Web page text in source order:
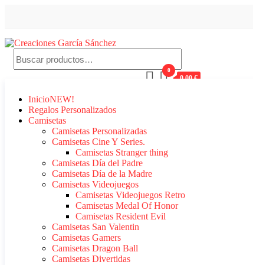
Creaciones García Sánchez
regalos personalizados
por:
0
0,00 €
InicioNEW!
Regalos Personalizados
Camisetas
Camisetas Personalizadas
Camisetas Cine Y Series.
Camisetas Stranger thing
Camisetas Día del Padre
Camisetas Día de la Madre
Camisetas Videojuegos
Camisetas Videojuegos Retro
Camisetas Medal Of Honor
Camisetas Resident Evil
Camisetas San Valentin
Camisetas Gamers
Camisetas Dragon Ball
Camisetas Divertidas